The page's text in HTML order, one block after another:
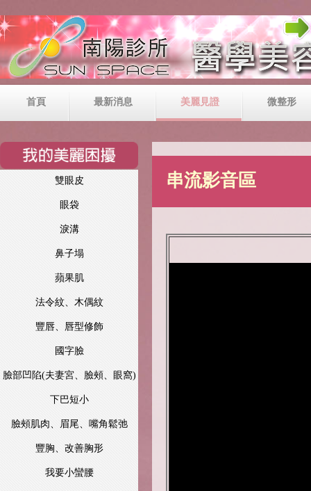
首頁 最新消息 美麗見證 微整形
雙眼皮
眼袋
淚溝
鼻子塌
蘋果肌
法令紋、木偶紋
豐唇、唇型修飾
國字臉
臉部凹陷(夫妻宮、臉頰、眼窩)
下巴短小
臉頰肌肉、眉尾、嘴角鬆弛
豐胸、改善胸形
我要小蠻腰
串流影音區